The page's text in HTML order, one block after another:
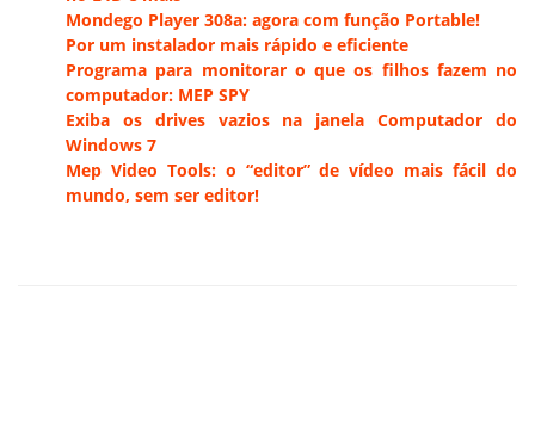
Mondego Player 308a: agora com função Portable!
Por um instalador mais rápido e eficiente
Programa para monitorar o que os filhos fazem no
computador: MEP SPY
Exiba os drives vazios na janela Computador do
Windows 7
Mep Video Tools: o “editor” de vídeo mais fácil do
mundo, sem ser editor!